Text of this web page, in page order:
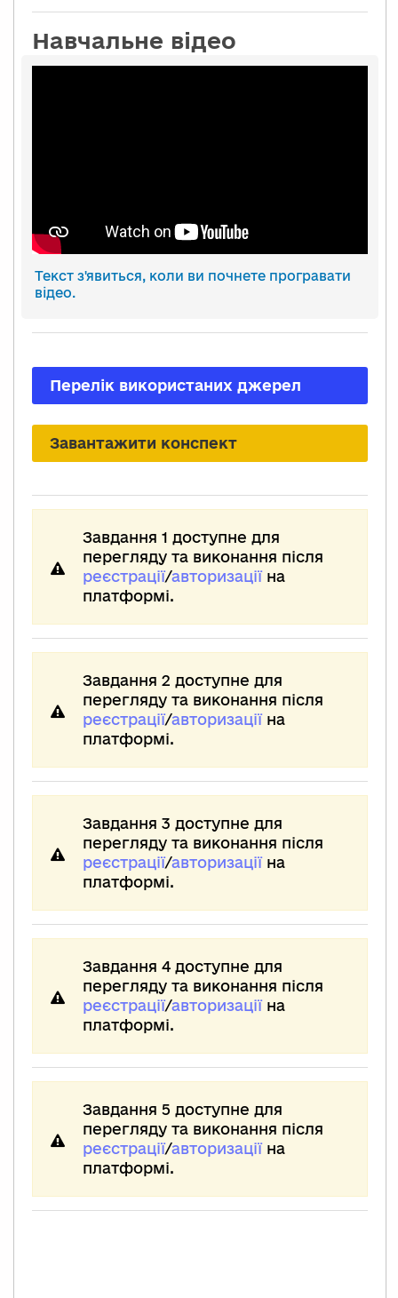
Навчальне відео
Текст з'явиться, коли ви почнете програвати
відео.
Перелік використаних джерел
Завантажити конспект
Завдання 1 доступне для
перегляду та виконання після
реєстрації/авторизаціїна
платформі.
Завдання 2 доступне для
перегляду та виконання після
реєстрації/авторизаціїна
платформі.
Завдання 3 доступне для
перегляду та виконання після
реєстрації/авторизаціїна
платформі.
Завдання 4 доступне для
перегляду та виконання після
реєстрації/авторизаціїна
платформі.
Завдання 5 доступне для
перегляду та виконання після
реєстрації/авторизаціїна
платформі.